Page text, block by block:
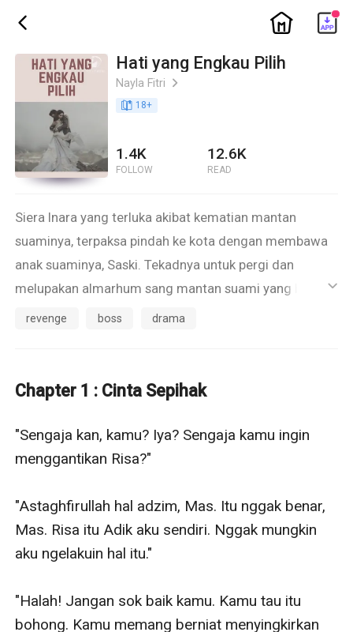
ic_back ic_home
Hati yang Engkau Pilih
Nayla Fitri ic_arrow_right
book_age 18+
1.4K
FOLLOW
12.6K
READ
Siera Inara yang terluka akibat kematian mantan
suaminya, terpaksa pindah ke kota dengan membawa
anak suaminya, Saski. Tekadnya untuk pergi dan
melupakan almarhum sang mantan suami yang banyak
menyakitinya seketika musnah ketika bertemu dengan
Siera yang bingung kenapa ada orang yang begitu
lebih membingungkan lagi, dia ragu akan perasaannya.
Benarkah dia telah melupakan mantan suaminya dan
pada pria itu hanya diakibatkan wajahnya yang mirip
dengan cintanya di masa lalu.
Pict : Pinterest
Edit by : Nayla Fitri
ic_default
revenge boss drama
Chapter 1 : Cinta Sepihak
"Sengaja kan, kamu? Iya? Sengaja kamu ingin
menggantikan Risa?"
"Astaghfirullah hal adzim, Mas. Itu nggak benar,
Mas. Risa itu Adik aku sendiri. Nggak mungkin
aku ngelakuin hal itu."
"Halah! Jangan sok baik kamu. Kamu tau itu
bohong. Kamu memang berniat menyingkirkan